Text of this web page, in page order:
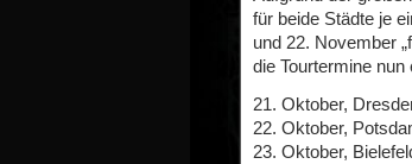
für beide Städte je
und 22. November
die Tourtermine
21. Oktober,
22. Oktober,
23. Oktober,